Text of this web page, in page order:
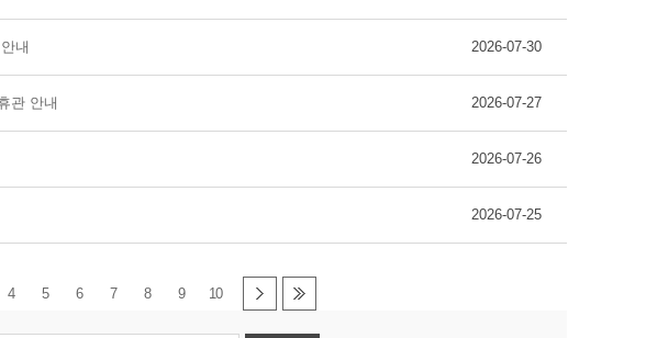
내 2026-07-30
관 안내 2026-07-27
2026-07-26
2026-07-25
4 5 6 7 8 9 10